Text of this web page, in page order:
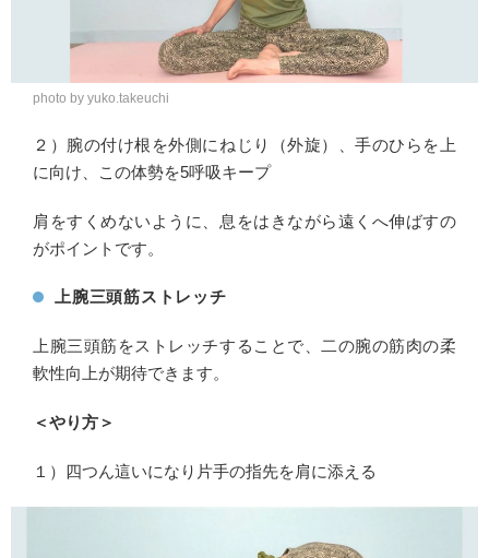
photo by yuko.takeuchi
２）腕の付け根を外側にねじり（外旋）、手のひらを上
に向け、この体勢を5呼吸キープ
肩をすくめないように、息をはきながら遠くへ伸ばすの
がポイントです。
上腕三頭筋ストレッチ
上腕三頭筋をストレッチすることで、二の腕の筋肉の柔
軟性向上が期待できます。
＜やり方＞
１）四つん這いになり片手の指先を肩に添える